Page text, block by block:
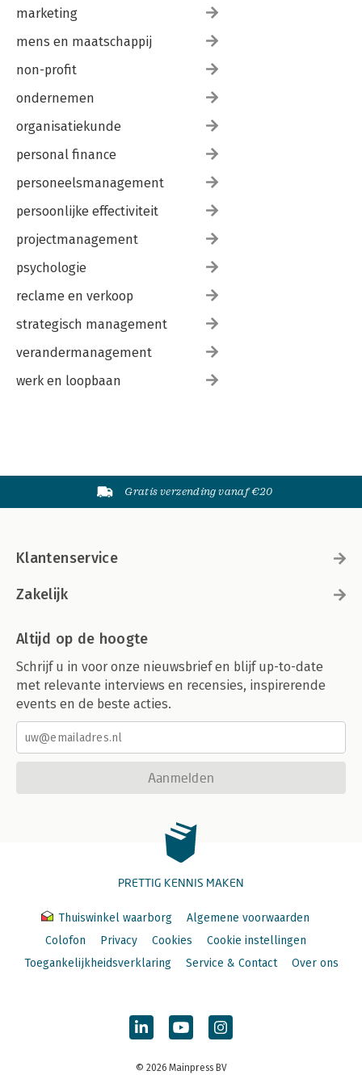
marketing
mens en maatschappij
non-profit
ondernemen
organisatiekunde
personal finance
personeelsmanagement
persoonlijke effectiviteit
projectmanagement
psychologie
reclame en verkoop
strategisch management
verandermanagement
werk en loopbaan
Gratis verzending vanaf €20
Klantenservice
Zakelijk
Altijd op de hoogte
Schrijf u in voor onze nieuwsbrief en blijf up-to-date
met relevante interviews en recensies, inspirerende
events en de beste acties.
Aanmelden
PRETTIG KENNIS MAKEN
Thuiswinkel waarborg
Algemene voorwaarden
Colofon
Privacy Cookies
Cookie instellingen
Toegankelijkheidsverklaring
Service & Contact Over ons
© 2026 Mainpress BV